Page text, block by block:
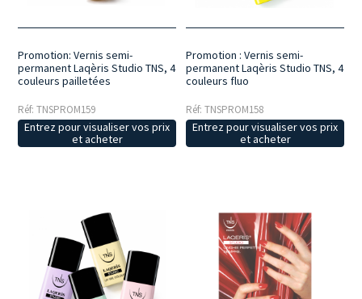
Promotion: Vernis semi-
permanent Laqèris Studio TNS, 4
couleurs pailletées
Réf: TNSPROM159
Entrez pour visualiser vos prix
et acheter
Promotion : Vernis semi-
permanent Laqèris Studio TNS, 4
couleurs fluo
Réf: TNSPROM158
Entrez pour visualiser vos prix
et acheter